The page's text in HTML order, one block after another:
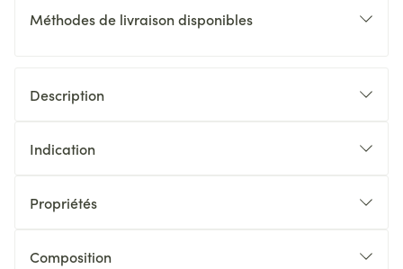
Méthodes de livraison disponibles
Description
Indication
Propriétés
Composition